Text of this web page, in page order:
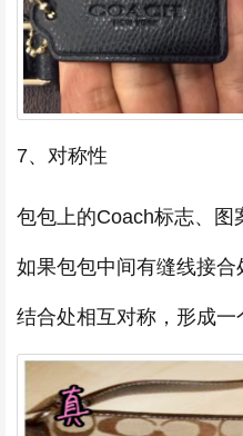
7、对称性
包包上的Coach标志、图
如果包包中间有缝线接
结合处相互对称，形成一